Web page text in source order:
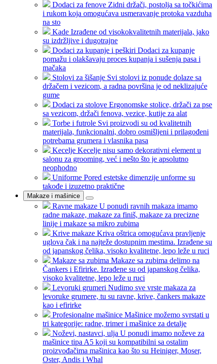
Dodaci za fenove Zidni držači, postolja sa točkićima
i rukom koja omogućava usmeravanje protoka vazduha
na sto
Kade Izrađene od visokokvalitetnih materijala, jako
su izdržljive i dugotrajne
Dodaci za kupanje i peškiri Dodaci za kupanje
pomažu i olakšavaju proces kupanja i sušenja pasa i
mačaka
Stolovi za šišanje Svi stolovi iz ponude dolaze sa
držačem i vezicom, a radna površina je od neklizajuće
gume
Dodaci za stolove Ergonomske stolice, držači za pse
sa vezicom, držači fenova, vezice, kutije za alat
Torbe i futrole Svi proizvodi su od kvalitetnih
materijala, funkcionalni, dobro osmišljeni i prilagođeni
potrebama grumera i vlasnika pasa
Kecelje Kecelje nisu samo dekorativni element u
salonu za grooming, već i nešto što je apsolutno
neophodno
Uniforme Pored estetske dimenzije unforme su
takođe i izuzetno praktične
Makaze i mašinice
Ravne makaze U ponudi ravnih makaza imamo
radne makaze, makaze za finiš, makaze za precizne
linije i makaze sa mikro zubima
Krive makaze Kriva oštrica omogućava pravljenje
uglova čak i na najteže dostupnim mestima. Izrađene su
od japanskog čelika, visoko kvalitetne, lepo leže u ruci
Makaze sa zubima Makaze sa zubima delimo na
Čankers i Efirirke. Izrađene su od japanskog čelika,
visoko kvalitetne, lepo leže u ruci
Levoruki grumeri Nudimo sve vrste makaza za
levoruke grumere, tu su ravne, krive, čankers makaze
kao i efirirke
Profesionalne mašinice Mašinice možemo svrstati u
tri kategorije: radne, trimer i mašinice za detalje
Noževi, nastavci, ulja U ponudi imamo noževe za
mašinice tipa A5 koji su kompatibilni sa ostalim
proizvođačima mašinica kao što su Heiniger, Moser,
Oster, Andis i Whal